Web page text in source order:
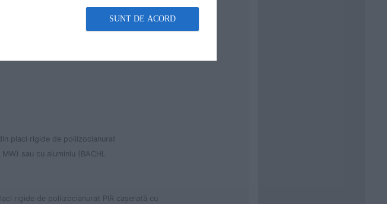
S.R.L.)
placi rigide de poliizocianurat
sau cu aluminiu (BACHL
rigide de poliizocianurat PIR cașerată cu
SUNT DE ACORD